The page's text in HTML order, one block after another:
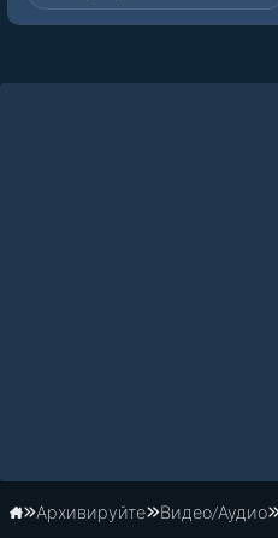
Главная
Архивируйте Видео/Аудио